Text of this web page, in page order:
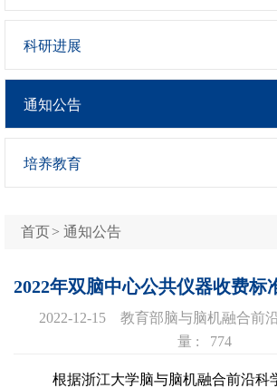
科研进展
通知公告
培养教育
首页> 通知公告
2022年双脑中心公共仪器收费标
2022-12-15 教育部脑与脑机融合前
量 : 774
根据浙江大学脑与脑机融合前沿科